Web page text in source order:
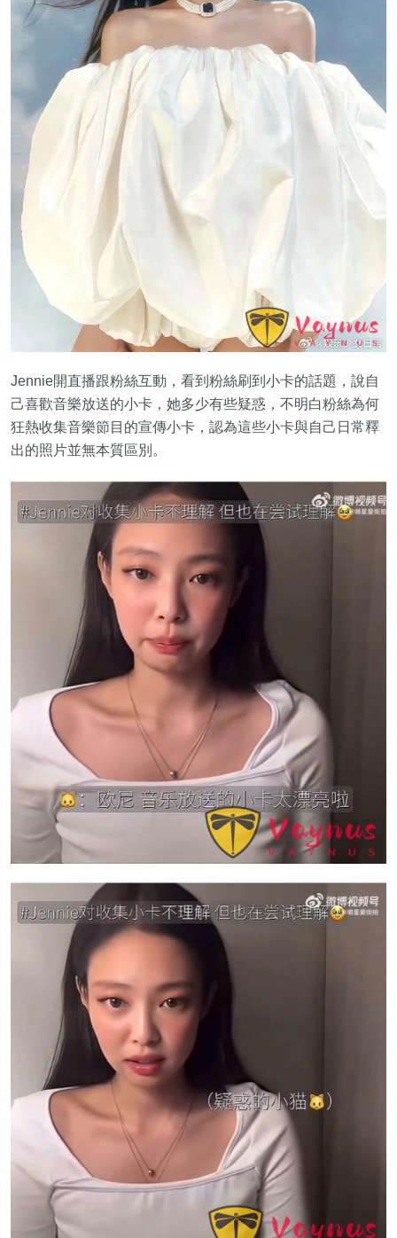
Jennie開直播跟粉絲互動，看到粉絲刷到小卡的話題，說自
己喜歡音樂放送的小卡，她多少有些疑惑，不明白粉絲為何
狂熱收集音樂節目的宣傳小卡，認為這些小卡與自己日常釋
出的照片並無本質區別。